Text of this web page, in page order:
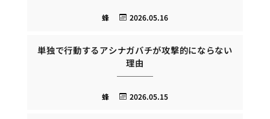
2026.05.16
蜂
単独で行動するアシナガバチが攻撃的にならない
理由
2026.05.15
蜂